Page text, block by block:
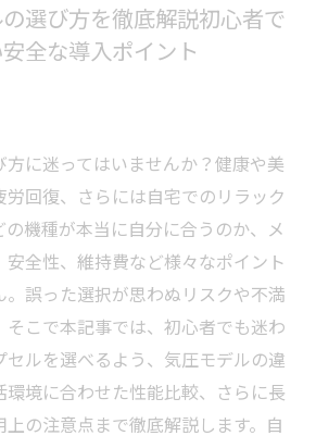
選び方を徹底解説初心者で
全な導入ポイント
に迷ってはいませんか？健康や美
回復、さらには自宅でのリラック
機種が本当に自分に合うのか、メ
全性、維持費など様々なポイント
誤った選択が思わぬリスクや不満
そこで本記事では、初心者でも迷わ
ルを選べるよう、気圧モデルの違
環境に合わせた性能比較、さらに長
の注意点まで徹底解説します。自